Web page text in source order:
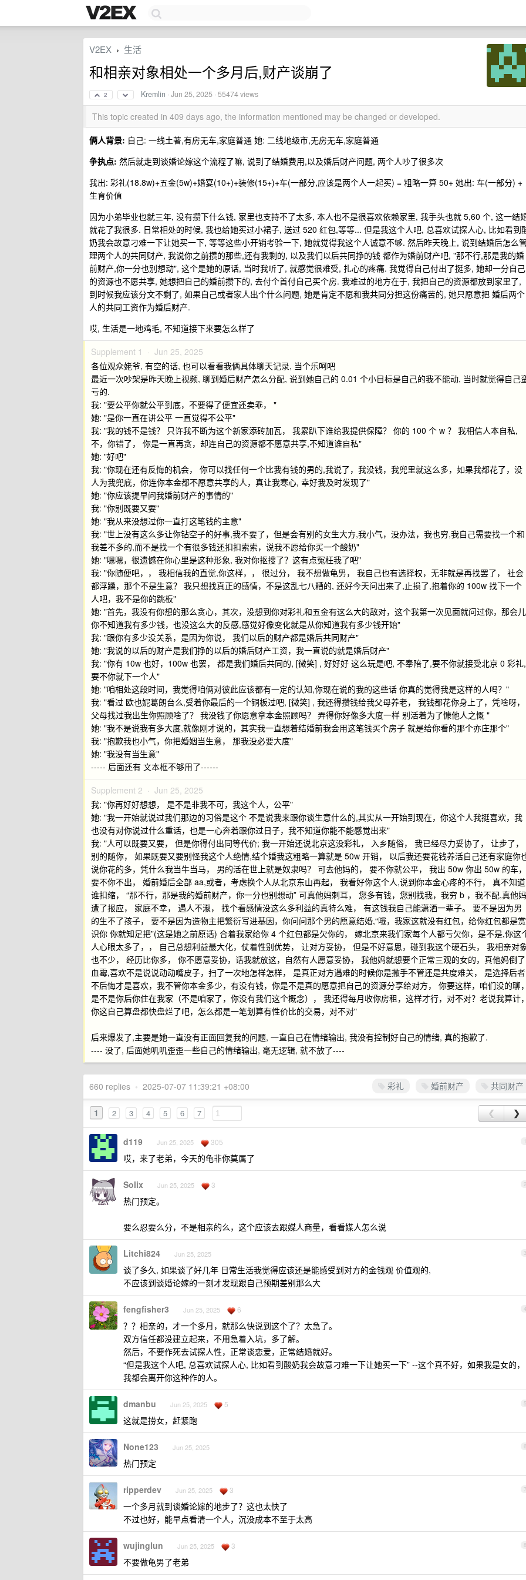
V2EX › 生活
和相亲对象相处一个多月后,财产谈崩了
2 Kremlin ·Jun 25, 2025 · 55474 views
This topic created in 409 days ago, the information mentioned may be changed or developed.
俩人背景: 自己: 一线土著,有房无车,家庭普通 她: 二线地级市,无房无车,家庭普通
争执点: 然后就走到谈婚论嫁这个流程了嘛, 说到了结婚费用,以及婚后财产问题, 两个人吵了很多次
我出: 彩礼(18.8w)+五金(5w)+婚宴(10+)+装修(15+)+车(一部分,应该是两个人一起买) = 粗略一算 50+ 她出: 车(一部分) +
生育价值
因为小弟毕业也就三年, 没有攒下什么钱, 家里也支持不了太多, 本人也不是很喜欢依赖家里, 我手头也就 5,60 个, 这一结
就花了我很多. 日常相处的时候, 我也给她买过小裙子, 送过 520 红包,等等... 但是我这个人吧, 总喜欢试探人心, 比如看到
奶我会故意刁难一下让她买一下, 等等这些小开销考验一下, 她就觉得我这个人诚意不够. 然后昨天晚上, 说到结婚后怎么
理两个人的共同财产, 我说你之前攒的那些,还有我剩的, 以及我们以后共同挣的钱 都作为婚前财产吧, "那不行,那是我的婚
前财产,你一分也别想动", 这个是她的原话, 当时我听了, 就感觉很难受, 扎心的疼痛. 我觉得自己付出了挺多, 她却一分自己
的资源也不愿共享, 她想把自己的婚前攒下的, 去付个首付自己买个房. 我难过的地方在于, 我把自己的资源都放到家里了,
到时候我应该分文不剩了, 如果自己或者家人出个什么问题, 她是肯定不愿和我共同分担这份痛苦的, 她只愿意把 婚后两个
人的共同工资作为婚后财产.
哎, 生活是一地鸡毛, 不知道接下来要怎么样了
Supplement 1 · Jun 25, 2025
各位观众姥爷, 有空的话, 也可以看看我俩具体聊天记录, 当个乐呵吧
最近一次吵架是昨天晚上视频, 聊到婚后财产怎么分配, 说到她自己的 0.01 个小目标是自己的我不能动, 当时就觉得自己
亏的.
我: "要公平你就公平到底，不要得了便宜还卖乖， "
她: "是你一直在讲公平 一直觉得不公平"
我: "我的钱不是钱？ 只许我不断为这个新家添砖加瓦， 我累趴下谁给我提供保障？ 你的 100 个 w ？ 我相信人本自私,
不，你错了， 你是一直再贪，却连自己的资源都不愿意共享,不知道谁自私"
她: "好吧"
我: "你现在还有反悔的机会， 你可以找任何一个比我有钱的男的,我说了，我没钱，我兜里就这么多，如果我都花了，没
人为我兜底，你连你本金都不愿意共享的人，真让我寒心, 幸好我及时发现了"
她: "你应该提早问我婚前财产的事情的"
我: "你别既要又要"
她: "我从来没想过你一直打这笔钱的主意"
我: "世上没有这么多让你钻空子的好事,我不要了，但是会有别的女生大方,我小气，没办法，我也穷,我自己需要找一个和
我差不多的,而不是找一个有很多钱还扣扣索索，说我不愿给你买一个酸奶"
她: "嗯嗯，很遗憾在你心里是这种形象, 我对你抠搜了？这有点冤枉我了吧"
我: "你随便吧，， 我相信我的直觉,你这样，， 很过分， 我不想做龟男， 我自己也有选择权，无非就是再找罢了， 社会
都浮躁，那个不是生意？ 我只想找真正的感情，不是这乱七八糟的, 还好今天问出来了,止损了,抱着你的 100w 找下一个
人吧，我不是你的跳板"
她: "首先，我没有你想的那么贪心，其次，没想到你对彩礼和五金有这么大的敌对，这个我第一次见面就问过你，那会儿
你不知道我有多少钱，也没这么大的反感,感觉好像变化就是从你知道我有多少钱开始"
我: "跟你有多少没关系，是因为你说， 我们以后的财产都是婚后共同财产"
她: "我说的以后的财产是我们挣的以后的婚后财产工资，我一直说的就是婚后财产"
我: "你有 10w 也好，100w 也罢， 都是我们婚后共同的, [微笑] , 好好好 这么玩是吧, 不奉陪了,要不你就接受北京 0 彩礼,
要不你就下一个人"
她: "咱相处这段时间，我觉得咱俩对彼此应该都有一定的认知,你现在说的我的这些话 你真的觉得我是这样的人吗？"
我: "看过 欧也妮葛朗台么,受着你最后的一个铜板过吧, [微笑] , 我还得攒钱给我父母养老， 我钱都花你身上了，凭啥呀，
父母找过我出生你照顾啥了？ 我没钱了你愿意拿本金照顾吗？ 弄得你好像多大度一样 别活着为了慷他人之慨 "
她: "我不是说我有多大度,就像刚才说的，其实我一直想着结婚前我会用这笔钱买个房子 就是给你看的那个亦庄那个"
我: "抱歉我也小气，你把婚姻当生意， 那我没必要大度"
她: "我没有当生意"
----- 后面还有 文本框不够用了------
Supplement 2 · Jun 25, 2025
我: "你再好好想想， 是不是非我不可，我这个人，公平"
她: "我一开始就说过我们那边的习俗是这个 不是说我来跟你谈生意什么的,其实从一开始到现在，你这个人我挺喜欢，我
也没有对你说过什么重话，也是一心奔着跟你过日子，我不知道你能不能感觉出来"
我: "人可以既要又要， 但是你得付出同等代价; 我一开始还说北京这没彩礼， 入乡随俗， 我已经尽力妥协了， 让步了，
别的随你， 如果既要又要别怪我这个人绝情,结个婚我这粗略一算就是 50w 开销， 以后我还要花钱养活自己还有家庭你
说你花的多，凭什么我当牛当马， 男的活在世上就是奴隶吗？ 可去他妈的， 要不你就公平， 我出 50w 你出 50w 的车，
要不你不出， 婚前婚后全部 aa,或者，考虑换个人从北京东山再起， 我看好你这个人,说到你本金心疼的不行， 真不知道
谁扣缩， “那不行，那是我的婚前财产，你一分也别想动” 可真他妈刺耳， 您多有钱，您别找我，我穷 b ，我不配,真他妈
遭了报应， 家庭不幸， 遇人不淑， 找个看感情没这么多利益的真特么难， 有这钱我自己能潇洒一辈子。 要不是因为男
的生不了孩子， 要不是因为造物主把繁衍写进基因，你问问那个男的愿意结婚,“哦，我家这就没有红包，给你红包都是赏
识你 你就知足把”(这是她之前原话) 合着我家给你 4 个红包都是欠你的， 嫁北京来我们家每个人都亏欠你，是不是,你这
人心眼太多了，， 自己总想利益最大化，仗着性别优势， 让对方妥协， 但是不好意思，碰到我这个硬石头， 我相亲对
也不少， 经历比你多， 你不愿意妥协，话我就放这，自然有人愿意妥协， 我他妈就想要个正常三观的女的，真他妈倒了
血霉,喜欢不是说说动动嘴皮子，扫了一次地怎样怎样， 是真正对方遇难的时候你是撒手不管还是共度难关， 是选择后者
不后悔才是喜欢，我不管你本金多少，有没有钱，你是不是真的愿意把自己的资源分享给对方， 你要这样，咱们没的聊，
是不是你后你住在我家（不是咱家了，你没有我们这个概念）， 我还得每月收你房租，这样才行，对不对？老说我算计，
你这自己算盘都快盘烂了吧，怎么都是一笔划算有性价比的交易，对不对"
后来爆发了,主要是她一直没有正面回复我的问题, 一直自己在情绪输出, 我没有控制好自己的情绪, 真的抱歉了.
---- 没了, 后面她叽叽歪歪一些自己的情绪输出, 毫无逻辑, 就不放了----
彩礼 婚前财产 共同财产
660 replies • 2025-07-07 11:39:21 +08:00
1 2 3 4 5 6 7 ❮ ❯
1
d119 Jun 25, 2025 305
哎，来了老弟，今天的龟非你莫属了
2
Solix Jun 25, 2025 3
热门预定。
要么忍要么分，不是相亲的么，这个应该去跟媒人商量，看看媒人怎么说
3
Litchi824 Jun 25, 2025
谈了多久, 如果谈了好几年 日常生活我觉得应该还是能感受到对方的金钱观 价值观的,
不应该到谈婚论嫁的一刻才发现跟自己预期差别那么大
4
fengfisher3 Jun 25, 2025 6
？？相亲的，才一个多月，就那么快说到这个了？太急了。
双方信任都没建立起来，不用急着入坑，多了解。
然后，不要作死去试探人性，正常谈恋爱，正常结婚就好。
“但是我这个人吧, 总喜欢试探人心, 比如看到酸奶我会故意刁难一下让她买一下” --这个真不好，如果我是女的，
我都会离开你这种作的人。
5
dmanbu Jun 25, 2025 5
这就是捞女，赶紧跑
6
None123 Jun 25, 2025
热门预定
7
ripperdev Jun 25, 2025 3
一个多月就到谈婚论嫁的地步了？这也太快了
不过也好，能早点看清一个人，沉没成本不至于太高
8
wujinglun Jun 25, 2025 3
不要做龟男了老弟